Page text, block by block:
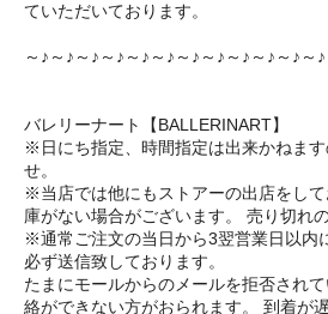
ていただいております。
～♪～♪～♪～♪～♪～♪～♪～♪～♪～♪～♪～♪
バレリーナート【BALLERINART】
※日にち指定、時間指定は出来かねま
せ。
※当店では他にもストアーの出店をし
庫がない場合がございます。 売り切れ
※通常ご注文の当日から3翌営業日以内
必ず送信致しております。
たまにモールからのメールを拒否され
絡ができない方がおられます。 到着が